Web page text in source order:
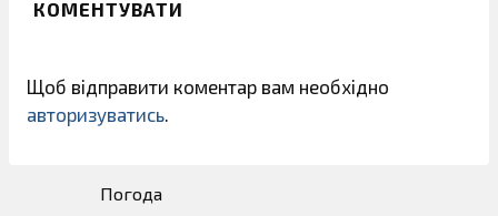
КОМЕНТУВАТИ
Щоб відправити коментар вам необхідно
авторизуватись.
Погода